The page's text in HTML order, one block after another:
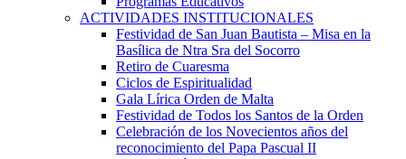
ACTIVIDADES INSTITUCIONALES
Festividad de San Juan Bautista – Misa en la
Basílica de Ntra Sra del Socorro
Retiro de Cuaresma
Ciclos de Espiritualidad
Gala Lírica Orden de Malta
Festividad de Todos los Santos de la Orden
Celebración de los Novecientos años del
reconocimiento del Papa Pascual II